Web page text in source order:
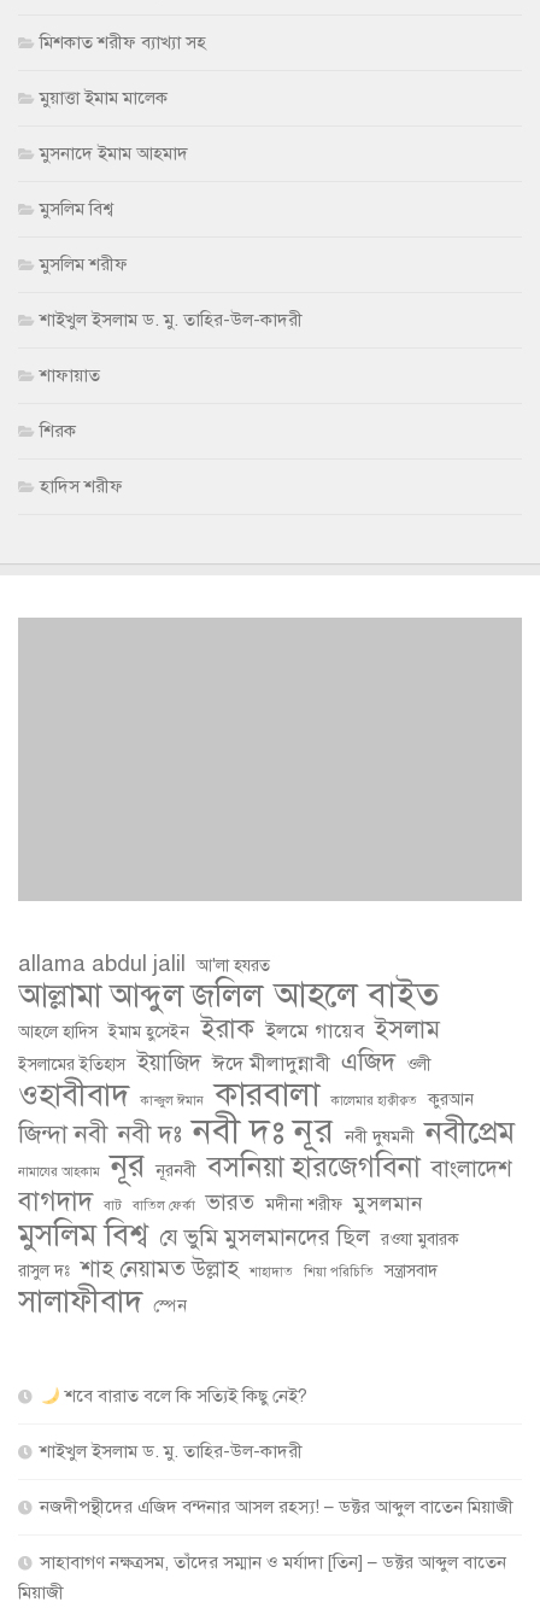
মিশকাত শরীফ ব্যাখ্যা সহ
মুয়াত্তা ইমাম মালেক
মুসনাদে ইমাম আহমাদ
মুসলিম বিশ্ব
মুসলিম শরীফ
শাইখুল ইসলাম ড. মু. তাহির-উল-কাদরী
শাফায়াত
শিরক
হাদিস শরীফ
allama abdul jalil আ'লা হযরত
আল্লামা আব্দুল জলিল আহলে বাইত
আহলে হাদিস ইমাম হুসেইন ইরাক ইলমে গায়েব ইসলাম
ইসলামের ইতিহাস ইয়াজিদ ঈদে মীলাদুন্নাবী এজিদ ওলী
ওহাবীবাদ কান্জুল ঈমান কারবালা কালেমার হাক্বীক্বত কুরআন
জিন্দা নবী নবী দঃ নবী দঃ নূর নবী দুষমনী নবীপ্রেম
নামাযের আহকাম নূর নূরনবী বসনিয়া হারজেগবিনা বাংলাদেশ
বাগদাদ বাট বাতিল ফের্কা ভারত মদীনা শরীফ মুসলমান
মুসলিম বিশ্ব যে ভুমি মুসলমানদের ছিল রওযা মুবারক
রাসুল দঃ শাহ নেয়ামত উল্লাহ শাহাদাত শিয়া পরিচিতি সন্ত্রাসবাদ
সালাফীবাদ স্পেন
শবে বারাত বলে কি সত্যিই কিছু নেই?
শাইখুল ইসলাম ড. মু. তাহির-উল-কাদরী
নজদীপন্থীদের এজিদ বন্দনার আসল রহস্য! – ডক্টর আব্দুল বাতেন মিয়াজী
সাহাবাগণ নক্ষত্রসম, তাঁদের সম্মান ও মর্যাদা [তিন] – ডক্টর আব্দুল বাতেন
মিয়াজী